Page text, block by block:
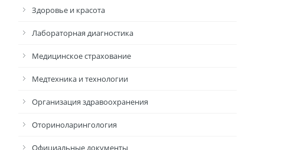
Здоровье и красота
Лабораторная диагностика
Медицинское страхование
Медтехника и технологии
Организация здравоохранения
Оториноларингология
Официальные документы